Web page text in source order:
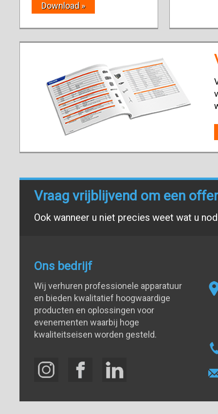
Download »
Vraag vrijblijvend om een
Ook wanneer u niet precies weet wat u
Ons bedrijf
Wij verhuren professionele apparatuur
en bieden kwalitatief hoogwaardige
producten en oplossingen voor
evenementen waarbij hoge
kwaliteitseisen worden gesteld.